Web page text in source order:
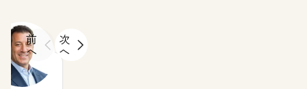
前
へ
次
へ